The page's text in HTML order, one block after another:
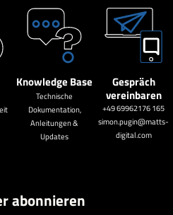
Knowledge Base
Technische
Dokumentation,
Anleitungen &
Updates
Gespräch
vereinbaren
+49 69962176 165
simon.pugin@matts-
digital.com
abonnieren